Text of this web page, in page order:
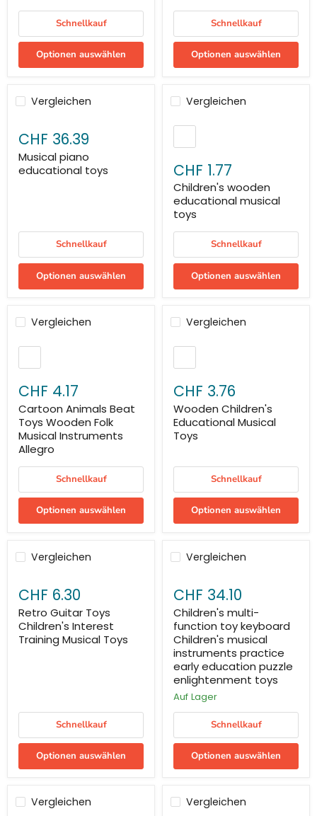
Schnellkauf
Optionen auswählen
Schnellkauf
Optionen auswählen
Vergleichen
CHF 36.39
Musical piano
educational toys
Schnellkauf
Optionen auswählen
Vergleichen
CHF 1.77
Children's wooden
educational musical
toys
Schnellkauf
Optionen auswählen
Vergleichen
CHF 4.17
Cartoon Animals Beat
Toys Wooden Folk
Musical Instruments
Allegro
Schnellkauf
Optionen auswählen
Vergleichen
CHF 3.76
Wooden Children's
Educational Musical
Toys
Schnellkauf
Optionen auswählen
Vergleichen
CHF 6.30
Retro Guitar Toys
Children's Interest
Training Musical Toys
Schnellkauf
Optionen auswählen
Vergleichen
CHF 34.10
Children's multi-
function toy keyboard
Children's musical
instruments practice
early education puzzle
enlightenment toys
Auf Lager
Schnellkauf
Optionen auswählen
Vergleichen Vergleichen